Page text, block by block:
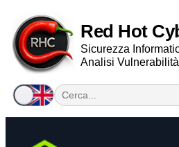
Red Hot
Sicurezza
Analisi